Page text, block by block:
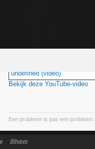
undefined (video)
Bekijk deze YouTube-video
Een probleem is pas een
Bitvavo